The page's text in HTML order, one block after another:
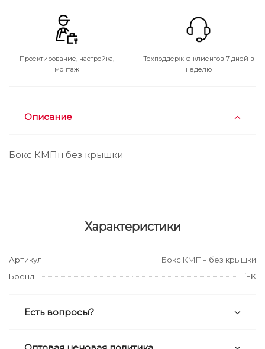
Проектирование, настройка,
монтаж
Техподдержка клиентов 7 дней в
неделю
Описание
Бокс КМПн без крышки
Характеристики
Артикул
Бокс КМПн без крышки
Бренд
iEK
Есть вопросы?